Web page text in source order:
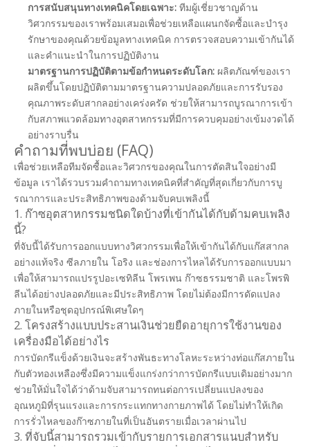
การสนับสนุนทางเทคนิคโดยเฉพาะ: ทีมผู้เชี่ยวชาญด้าน
วิศวกรรมของเราพร้อมเสมอเพื่อช่วยเหลือแผนกจัดซื้อและบำรุง
รักษาของคุณด้วยข้อมูลทางเทคนิค การตรวจสอบความเข้ากันได้
และคำแนะนำในการปฏิบัติงาน
มาตรฐานการปฏิบัติตามข้อกำหนดระดับโลก: ผลิตภัณฑ์ของเรา
ผลิตขึ้นโดยปฏิบัติตามมาตรฐานความปลอดภัยและการรับรอง
คุณภาพระดับสากลอย่างเคร่งครัด ช่วยให้สามารถบูรณาการเข้า
กับสภาพแวดล้อมทางอุตสาหกรรมที่มีการควบคุมอย่างเข้มงวดได้
อย่างราบรื่น
คำถามที่พบบ่อย (FAQ)
เพื่อช่วยเหลือทีมจัดซื้อและวิศวกรของคุณในการตัดสินใจอย่างมี
ข้อมูล เราได้รวบรวมคำถามทางเทคนิคที่สำคัญที่สุดเกี่ยวกับการบู
รณาการและประสิทธิภาพของด้ามจับคบเพลิงนี้
1. ก๊าซอุตสาหกรรมชนิดใดบ้างที่เข้ากันได้กับด้ามคบเพลิง
นี้?
ที่จับนี้ได้รับการออกแบบทางวิศวกรรมเพื่อให้เข้ากันได้กับแก๊สสากล
อย่างแท้จริง ซีลภายใน โอริง และช่องการไหลได้รับการออกแบบมา
เพื่อให้สามารถแปรรูปอะเซทิลีน โพรเพน ก๊าซธรรมชาติ และโพรพิ
ลีนได้อย่างปลอดภัยและมีประสิทธิภาพ โดยไม่ต้องมีการดัดแปลง
ภายในหรือชุดอุปกรณ์พิเศษใดๆ
2. โครงสร้างแบบประสานเงินช่วยยืดอายุการใช้งานของ
เครื่องมือได้อย่างไร
การบัดกรีแข็งด้วยเงินจะสร้างพันธะทางโลหะระหว่างท่อแก๊สภายใน
กับตัวทองเหลืองซึ่งมีความแข็งแกร่งกว่าการบัดกรีแบบเดิมอย่างมาก
ช่วยให้มั่นใจได้ว่าด้ามจับสามารถทนต่อการเปลี่ยนแปลงของ
อุณหภูมิที่รุนแรงและการกระแทกทางกายภาพได้ โดยไม่ทำให้เกิด
การรั่วไหลของก๊าซภายในที่เป็นอันตรายเมื่อเวลาผ่านไป
3. ที่จับนี้สามารถรวมเข้ากับรายการเอกสารแนบสำหรับ